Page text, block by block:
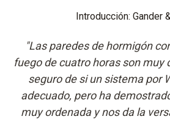
Introducción: Gander
"Las paredes de hormigón
fuego de cuatro horas son muy
seguro de si un sistema por
adecuado, pero ha
muy ordenada y nos da la